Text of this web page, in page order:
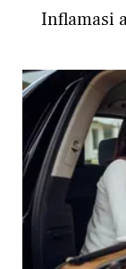
Inflamasi